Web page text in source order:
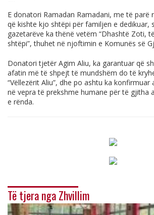
E donatori Ramadan Ramadani, me të parë
që kishte kjo shtëpi për familjen e dedikuar,
gazetarëve ka thënë vetëm “Dhashtë Zoti,
shtëpi”, thuhet në njoftimin e Komunës së
Donatori tjetër Agim Aliu, ka garantuar që
afatin më të shpejt të mundshëm do të
“Vëllezërit Aliu”, dhe po ashtu ka konfirmuar
në vepra të prekshme humane për të gjitha
e rënda.
Të tjera nga Zhvillim